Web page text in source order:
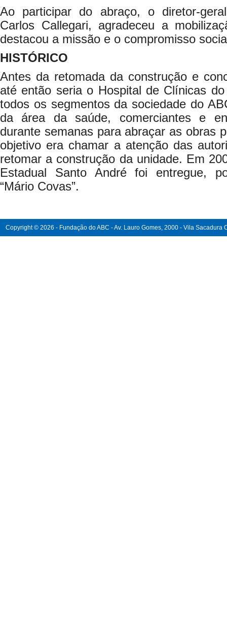
Ao participar do abraço, o diretor-
Carlos Callegari, agradeceu a
destacou a missão e o compromisso
HISTÓRICO
Antes da retomada da construção e
até então seria o Hospital de Clínicas
todos os segmentos da sociedade do
da área da saúde, comerciantes e
durante semanas para abraçar as obras
objetivo era chamar a atenção das
retomar a construção da unidade. Em
Estadual Santo André foi entregue,
“Mário Covas”.
Copyright © 2026 - Fundação do ABC - Av. Lauro Gomes, 2000 - Vila